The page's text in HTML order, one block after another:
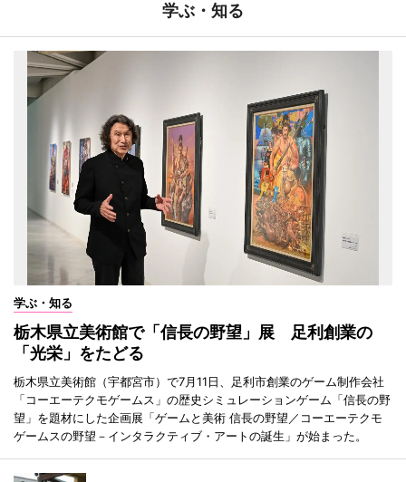
学ぶ・知る
学ぶ・知る
栃木県立美術館で「信長の野望」展 足利創業の
「光栄」をたどる
栃木県立美術館（宇都宮市）で7月11日、足利市創業のゲーム制作会社
「コーエーテクモゲームス」の歴史シミュレーションゲーム「信長の野
望」を題材にした企画展「ゲームと美術 信長の野望／コーエーテクモ
ゲームスの野望－インタラクティブ・アートの誕生」が始まった。